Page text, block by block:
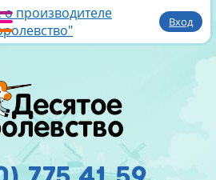
производителе
Вход